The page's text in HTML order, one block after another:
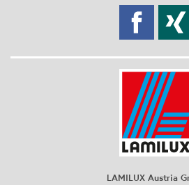
LAMILUX Austria